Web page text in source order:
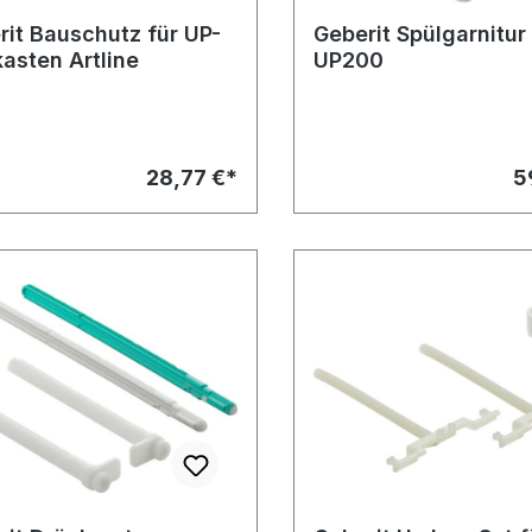
Bauschutz für UP-
Artline
28,77 €*
Geberit
UP200